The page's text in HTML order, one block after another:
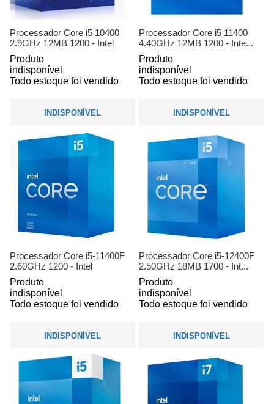
Processador Core i5 10400
2.9GHz 12MB 1200 - Intel
Produto
indisponível
Todo estoque foi vendido
INDISPONÍVEL
Processador Core i5 11400
4.40GHz 12MB 1200 - Inte...
Produto
indisponível
Todo estoque foi vendido
INDISPONÍVEL
Processador Core i5-11400F
2.60GHz 1200 - Intel
Produto
indisponível
Todo estoque foi vendido
INDISPONÍVEL
Processador Core i5-12400F
2.50GHz 18MB 1700 - Int...
Produto
indisponível
Todo estoque foi vendido
INDISPONÍVEL